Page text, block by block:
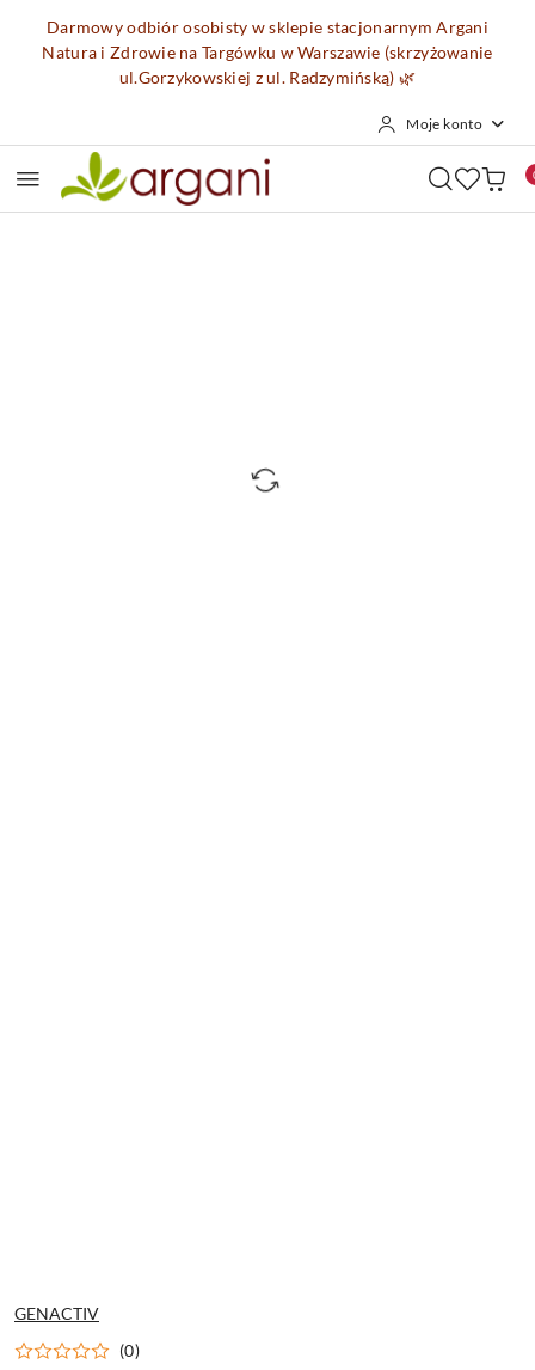
Przejdź do treści głównej
Przejdź do wyszukiwarki
Przejdź do moje konto
Przejdź do menu głównego
Przejdź do opisu produktu
Przejdź do stopki
Darmowy odbiór osobisty w sklepie stacjonarnym Argani
Natura i Zdrowie na Targówku w Warszawie (skrzyżowanie
ul.Gorzykowskiej z ul. Radzymińską) 🌿
Moje konto
NAZWA
PRODUCENTA:
GENACTIV
(0)